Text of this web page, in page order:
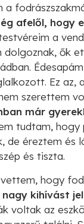
a
afelől, hogy
a
ők
Ez az,
szerettem
már
tudtam,
de éreztem és
és tiszta.
hogy
nagy kihívást
voltak az